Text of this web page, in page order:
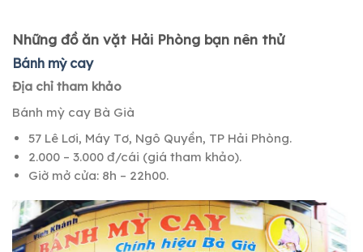
Những đồ ăn vặt Hải Phòng bạn nên thử
Bánh mỳ cay
Địa chỉ tham khảo
Bánh mỳ cay Bà Già
57 Lê Lơi, Máy Tơ, Ngô Quyền, TP Hải Phòng.
2.000 – 3.000 đ/cái (giá tham khảo).
Giờ mở cửa: 8h – 22h00.